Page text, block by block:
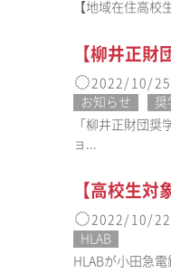
【地域在住高校
【柳井正財
2022/10/25
お知らせ
奨
「柳井正財団
ョ...
【高校生対
2022/10/22
HLAB
HLABが小田急